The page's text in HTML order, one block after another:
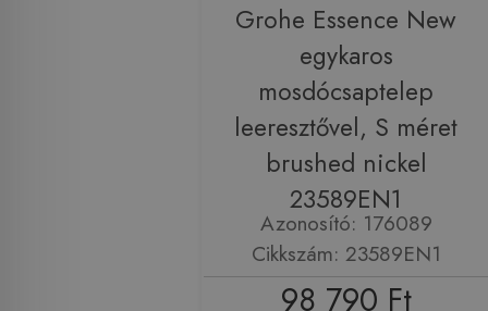
Grohe Essence New
egykaros
mosdócsaptelep
leeresztővel, S méret
brushed nickel
23589EN1
Azonosító: 176089
Cikkszám: 23589EN1
98 790 Ft